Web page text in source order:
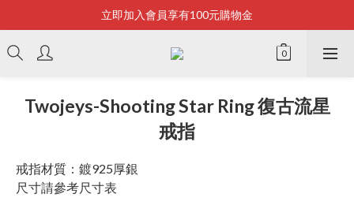
Bonjour~
立即加入會員享有100元購物金
全店滿2500即享免運
Twojeys-Shooting Star Ring 復古流星
戒指
戒指材質：鍍925厚銀
尺寸請參考尺寸表